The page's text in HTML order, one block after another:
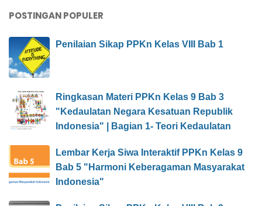
POSTINGAN POPULER
Penilaian Sikap PPKn Kelas VIII Bab 1
Ringkasan Materi PPKn Kelas 9 Bab 3
"Kedaulatan Negara Kesatuan Republik
Indonesia" | Bagian 1- Teori Kedaulatan
Lembar Kerja Siwa Interaktif PPKn Kelas 9
Bab 5 "Harmoni Keberagaman Masyarakat
Indonesia"